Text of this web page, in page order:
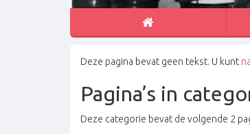
Deze pagina bevat geen tekst. U kunt
Pagina’s in
Deze categorie bevat de volgende 2